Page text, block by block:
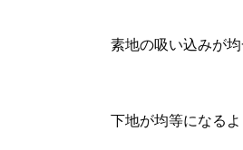
素地の吸い込みが
下地が均等になる